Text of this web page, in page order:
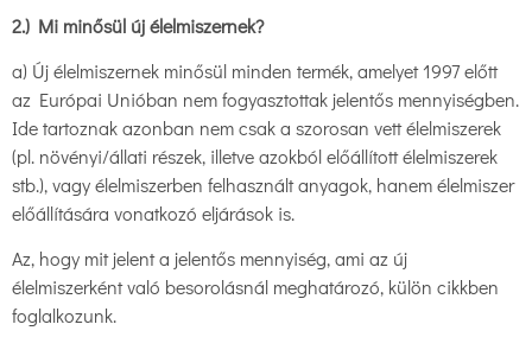
2.) Mi minősül új élelmiszernek?
a) Új élelmiszernek minősül minden termék, amelyet 1997 előtt
az Európai Unióban nem fogyasztottak jelentős mennyiségben.
Ide tartoznak azonban nem csak a szorosan vett élelmiszerek
(pl. növényi/állati részek, illetve azokból előállított élelmiszerek
stb.), vagy élelmiszerben felhasznált anyagok, hanem élelmiszer
előállítására vonatkozó eljárások is.
Az, hogy mit jelent a jelentős mennyiség, ami az új
élelmiszerként való besorolásnál meghatározó, külön cikkben
foglalkozunk.